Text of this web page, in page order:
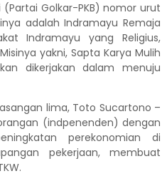
(Partai Golkar-PKB) nomor urut
adalah Indramayu Remaja
Indramayu yang Religius,
yakni, Sapta Karya Mulih
dikerjakan dalam menuju
lima, Toto Sucartono –
(indpenenden) dengan
perekonomian di
pekerjaan, membuat